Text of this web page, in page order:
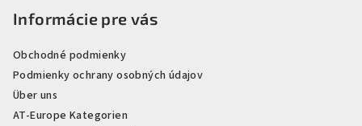
Informácie pre vás
Obchodné podmienky
Podmienky ochrany osobných údajov
Über uns
AT-Europe Kategorien